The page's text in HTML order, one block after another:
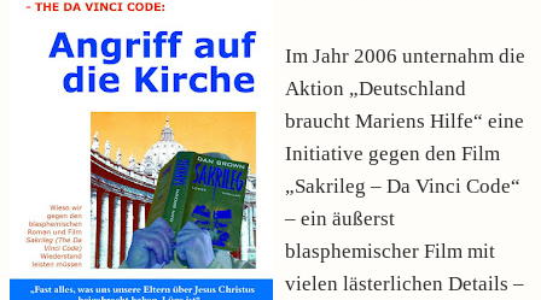
Im Jahr 2006 unternahm die
Aktion „Deutschland
braucht Mariens Hilfe“ eine
Initiative gegen den Film
„Sakrileg – Da Vinci Code“
– ein äußerst
blasphemischer Film mit
vielen lästerlichen Details –